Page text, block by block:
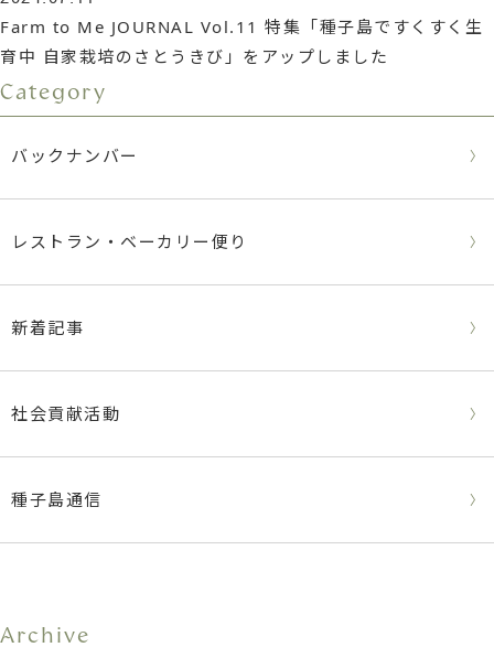
Farm to Me JOURNAL Vol.11 特集「種子島ですくすく生
育中 自家栽培のさとうきび」をアップしました
Category
バックナンバー
レストラン・ベーカリー便り
新着記事
社会貢献活動
種子島通信
Archive